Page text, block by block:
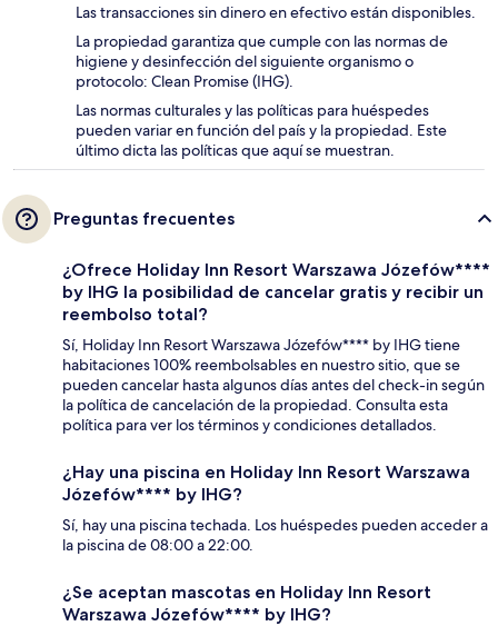
Las transacciones sin dinero en efectivo están disponibles.
La propiedad garantiza que cumple con las normas de
higiene y desinfección del siguiente organismo o
protocolo: Clean Promise (IHG).
Las normas culturales y las políticas para huéspedes
pueden variar en función del país y la propiedad. Este
último dicta las políticas que aquí se muestran.
Preguntas frecuentes
¿Ofrece Holiday Inn Resort Warszawa Józefów****
by IHG la posibilidad de cancelar gratis y recibir un
reembolso total?
Sí, Holiday Inn Resort Warszawa Józefów**** by IHG tiene
habitaciones 100% reembolsables en nuestro sitio, que se
pueden cancelar hasta algunos días antes del check-in según
la política de cancelación de la propiedad. Consulta esta
política para ver los términos y condiciones detallados.
¿Hay una piscina en Holiday Inn Resort Warszawa
Józefów**** by IHG?
Sí, hay una piscina techada. Los huéspedes pueden acceder a
la piscina de 08:00 a 22:00.
¿Se aceptan mascotas en Holiday Inn Resort
Warszawa Józefów**** by IHG?